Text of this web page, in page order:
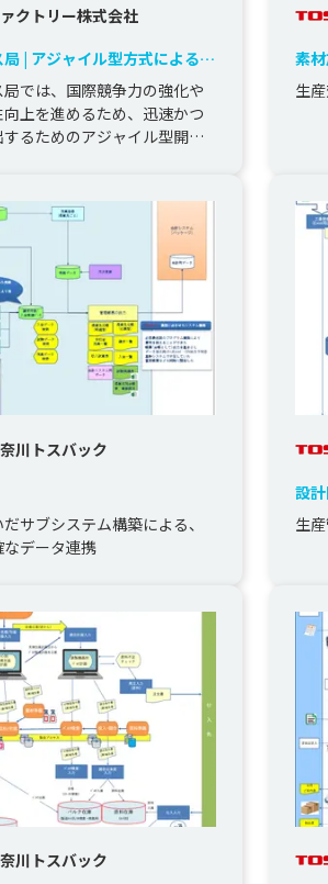
クトリー株式会社
| アジャイル型方式によるプ
では、国際競争力の強化や
上を進めるため、迅速かつ
るためのアジャイル型開発
素
生
川トスバック
サブシステム構築による、
データ連携
設
生
川トスバック